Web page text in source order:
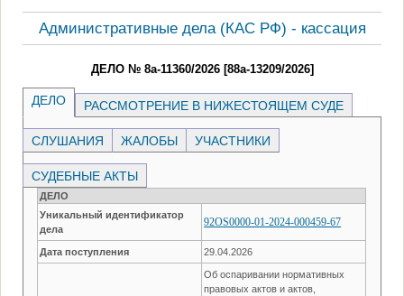
Административные дела (КАC РФ) - кассация
ДЕЛО № 8а-11360/2026 [88а-13209/2026]
ДЕЛО РАССМОТРЕНИЕ В НИЖЕСТОЯЩЕМ СУДЕ
СЛУШАНИЯ ЖАЛОБЫ УЧАСТНИКИ
СУДЕБНЫЕ АКТЫ
ДЕЛО
Уникальный идентификатор
дела
92OS0000-01-2024-000459-67
Дата поступления 29.04.2026
Об оспаривании нормативных
правовых актов и актов,